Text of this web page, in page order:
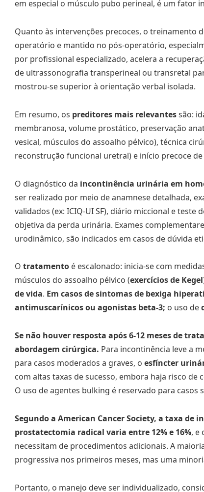
em especial o músculo pubo perineal, é um fator
Quanto às intervenções precoces, o treinamento
operatório e mantido no pós-operatório,
por profissional especializado, acelera a
de ultrassonografia transperineal ou transretal
mostrou-se superior à orientação verbal isolada.
Em resumo, os preditores mais relevantessão:
membranosa, volume prostático, preservação
vesical, músculos do assoalho pélvico), técnica
reconstrução funcional uretral) e início precoce
O diagnóstico da incontinência urinária em
ser realizado por meio de anamnese detalhada,
validados (ex: ICIQ-UI SF), diário miccional e teste
objetiva da perda urinária. Exames
urodinâmico, são indicados em casos de dúvida
O tratamento é escalonado: inicia-se com
músculos do assoalho pélvico (exercícios de Kegel
de vida. Em casos de sintomas de bexiga
antimuscarínicos ou agonistas beta-3; o uso de
Se não houver resposta após 6-12 meses de
abordagem cirúrgica. Para incontinência leve a
para casos moderados a graves, o esfíncter
com altas taxas de sucesso, embora haja risco de
O uso de agentes bulking é reservado para casos
Segundo a American Cancer Society, a taxa
prostatectomia radical varia entre 12% e 16%, e
necessitam de procedimentos adicionais. A
progressiva nos primeiros meses, mas uma
Portanto, o manejo deve ser individualizado,